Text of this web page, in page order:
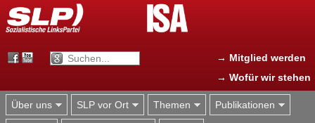
Jump to navigation
→ Mitglied werden
→ Wofür wir stehen
Über uns SLP vor Ort Themen Publikationen